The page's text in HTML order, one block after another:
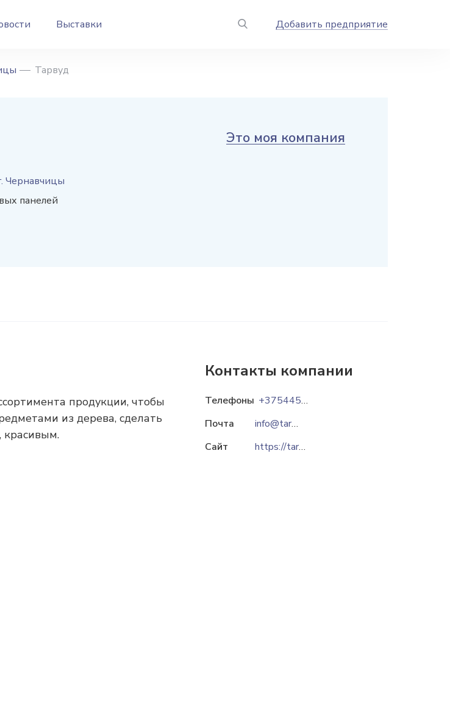
Выставки Добавить предприятие
Тарвуд
Чернавчицы
панелей
Это моя компания
продукции, чтобы
из дерева, сделать
Контакты компании
Телефоны
+375445552293
Почта
info@tarwood.by
Сайт
https://tarwood.by